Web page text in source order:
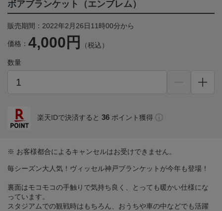
ボアブランケット（エンブレム）
販売期間：2022年2月26日11時00分から
価格： 4,000円 （税込）
数量
楽天IDで決済すると 36 ポイント獲得
※ お客様都合によるキャンセルはお受けできません。
毎シーズン大人気！ヴィッセル神戸ブランケットが今年も登場！
裏面はモコモコの手触りで気持ち良く、とっても暖かい仕様にな
っています。
スタジアムでの観戦時はもちろん、おうちや車の中などでも活躍